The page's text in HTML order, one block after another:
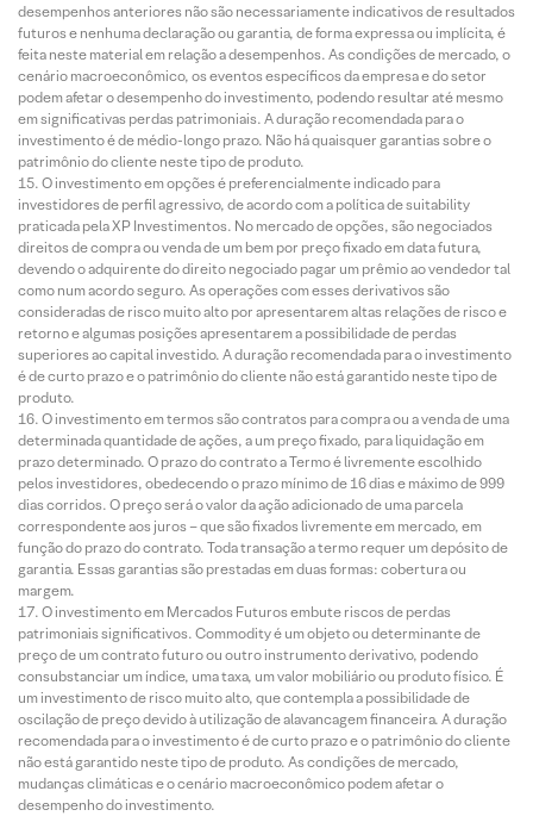
desempenhos anteriores não são necessariamente indicativos de resultados
futuros e nenhuma declaração ou garantia, de forma expressa ou implícita, é
feita neste material em relação a desempenhos. As condições de mercado, o
cenário macroeconômico, os eventos específicos da empresa e do setor
podem afetar o desempenho do investimento, podendo resultar até mesmo
em significativas perdas patrimoniais. A duração recomendada para o
investimento é de médio-longo prazo. Não há quaisquer garantias sobre o
patrimônio do cliente neste tipo de produto.
O investimento em opções é preferencialmente indicado para
investidores de perfil agressivo, de acordo com a política de suitability
praticada pela XP Investimentos. No mercado de opções, são negociados
direitos de compra ou venda de um bem por preço fixado em data futura,
devendo o adquirente do direito negociado pagar um prêmio ao vendedor tal
como num acordo seguro. As operações com esses derivativos são
consideradas de risco muito alto por apresentarem altas relações de risco e
retorno e algumas posições apresentarem a possibilidade de perdas
superiores ao capital investido. A duração recomendada para o investimento
é de curto prazo e o patrimônio do cliente não está garantido neste tipo de
produto.
O investimento em termos são contratos para compra ou a venda de uma
determinada quantidade de ações, a um preço fixado, para liquidação em
prazo determinado. O prazo do contrato a Termo é livremente escolhido
pelos investidores, obedecendo o prazo mínimo de 16 dias e máximo de 999
dias corridos. O preço será o valor da ação adicionado de uma parcela
correspondente aos juros – que são fixados livremente em mercado, em
função do prazo do contrato. Toda transação a termo requer um depósito de
garantia. Essas garantias são prestadas em duas formas: cobertura ou
margem.
O investimento em Mercados Futuros embute riscos de perdas
patrimoniais significativos. Commodity é um objeto ou determinante de
preço de um contrato futuro ou outro instrumento derivativo, podendo
consubstanciar um índice, uma taxa, um valor mobiliário ou produto físico. É
um investimento de risco muito alto, que contempla a possibilidade de
oscilação de preço devido à utilização de alavancagem financeira. A duração
recomendada para o investimento é de curto prazo e o patrimônio do cliente
não está garantido neste tipo de produto. As condições de mercado,
mudanças climáticas e o cenário macroeconômico podem afetar o
desempenho do investimento.